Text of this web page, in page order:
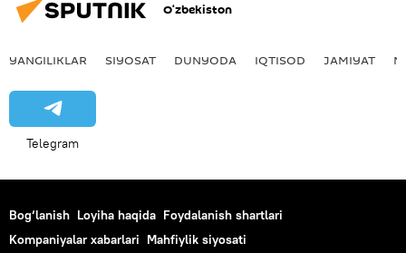
O‘zbekiston
YANGILIKLAR SIYOSAT DUNYODA IQTISOD JAMIYAT
Telegram
Bog‘lanish Loyiha haqida Foydalanish shartlari
Kompaniyalar xabarlari Mahfiylik siyosati